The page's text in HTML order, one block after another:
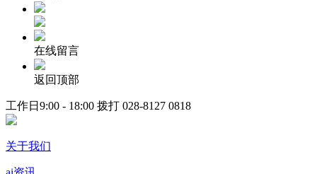
在线留言
返回顶部
工作日9:00 - 18:00 拨打 028-8127 0818
关于我们